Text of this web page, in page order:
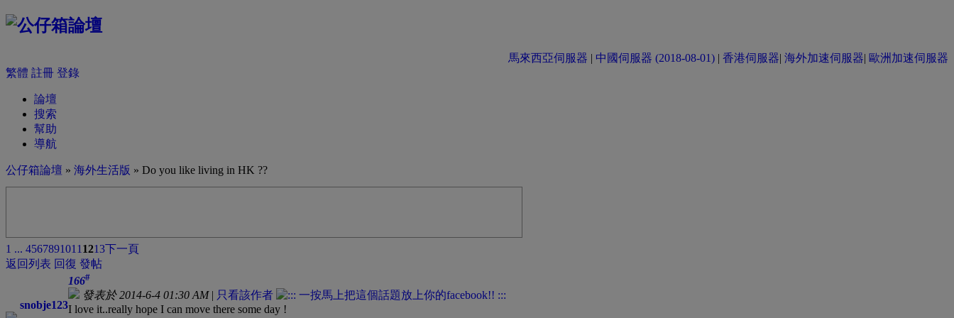
馬來西亞伺服器 | 中國伺服器 (2018-08-01) | 香港伺服器| 海外加速伺服器| 歐洲加速伺服器
繁體 註冊 登錄
論壇
搜索
幫助
導航
公仔箱論壇 » 海外生活版 » Do you like living in HK ??
1 ... 4567891011 1213下一頁
返回列表 回復 發帖
snobje123
166#
發表於 2014-6-4 01:30 AM| 只看該作者
I love it..really hope I can move there some day !